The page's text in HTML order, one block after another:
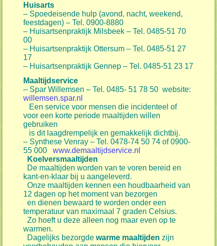
Huisarts
– Spoedeisende hulp (avond, nacht, weekend,
feestdagen) – Tel. 0900-8880
– Huisartsenpraktijk Milsbeek – Tel. 0485-51 70
00
– Huisartsenpraktijk Ottersum – Tel. 0485-51 27
17
– Huisartsenpraktijk Gennep – Tel. 0485-51 23 17
Maaltijdservice
– Spar Willemsen – Tel. 0485- 51 78 50 website:
willemsen.spar.nl
Een service voor mensen die incidenteel of
voor een korte periode maaltijden willen
gebruiken
is dit laagdrempelijk en gemakkelijk dichtbij.
– Synthese Venray – Tel. 0478-74 50 74 of 0900-
55 000www.demaaltijdservice.nl
Koelversmaaltijden
De maaltijden worden van te voren bereid en
kant-en-klaar bij u aangeleverd.
Onze maaltijden kennen een houdbaarheid van
12 dagen op het moment van bezorgen
en dienen bewaard te worden onder een
temperatuur van maximaal 7 graden Celsius.
Zo hoeft u deze alleen nog maar even op te
warmen.
Dagelijks bezorgdewarme maaltijden zijn